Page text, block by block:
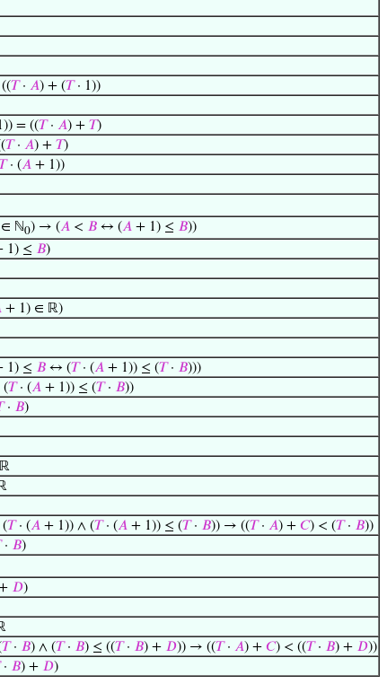
𝑇· 𝐴) + (𝑇· 1))
= ((𝑇· 𝐴) + 𝑇)
𝑇· 𝐴) + 𝑇)
· (𝐴 + 1))
∈ ℕ0) → (𝐴 < 𝐵 ↔ (𝐴 + 1) ≤ 𝐵))
1) ≤ 𝐵)
+ 1) ∈ ℝ)
1) ≤ 𝐵 ↔ (𝑇· (𝐴 + 1)) ≤ (𝑇· 𝐵)))
𝑇· (𝐴 + 1)) ≤ (𝑇· 𝐵))
· 𝐵)
𝑇· (𝐴 + 1)) ∧ (𝑇· (𝐴 + 1)) ≤ (𝑇· 𝐵)) → ((𝑇· 𝐴) + 𝐶) < (𝑇· 𝐵))
· 𝐵)
𝐷)
𝑇· 𝐵) ∧ (𝑇· 𝐵) ≤ ((𝑇· 𝐵) + 𝐷)) → ((𝑇· 𝐴) + 𝐶) < ((𝑇· 𝐵) + 𝐷))
· 𝐵) + 𝐷)